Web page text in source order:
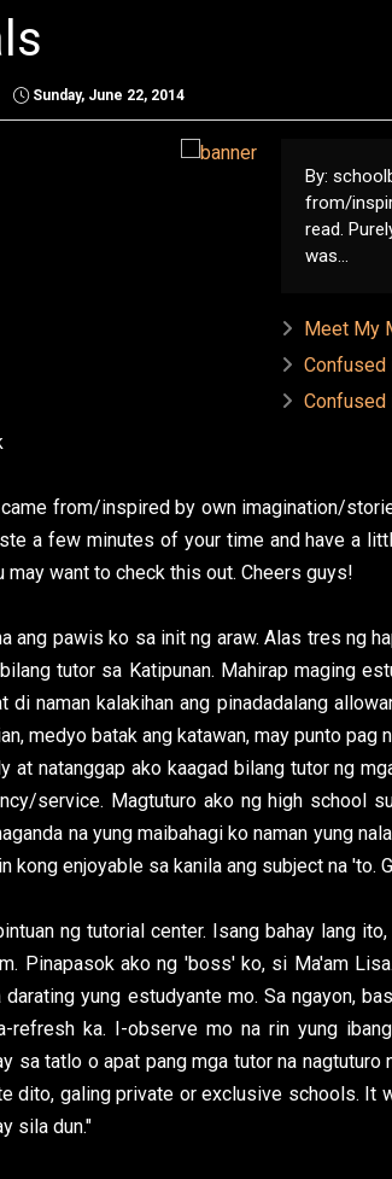
Sunday, June 22, 2014
By:
from/
read.
was...
Meet My
Confused
Confused
from/inspired by own imagination/
a few minutes of your time and have a
may want to check this out. Cheers guys!
ang pawis ko sa init ng araw. Alas tres ng
tutor sa Katipunan. Mahirap maging
di naman kalakihan ang pinadadalang
medyo batak ang katawan, may punto pag
at natanggap ako kaagad bilang tutor ng
service. Magtuturo ako ng high school
na yung maibahagi ko naman yung
kong enjoyable sa kanila ang subject na 'to.
ng tutorial center. Isang bahay lang
Pinapasok ako ng 'boss' ko, si Ma'am
darating yung estudyante mo. Sa ngayon,
refresh ka. I-observe mo na rin yung
sa tatlo o apat pang mga tutor na
dito, galing private or exclusive schools. It
sila dun."